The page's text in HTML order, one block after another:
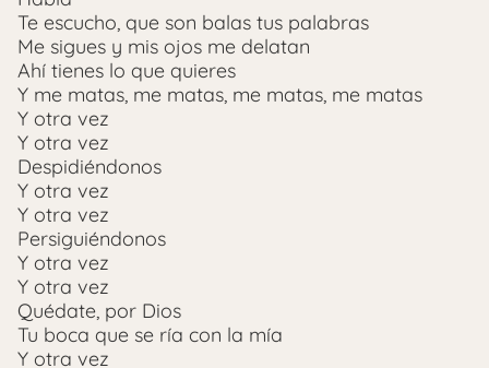
Te escucho, que son balas tus palabras
Me sigues y mis ojos me delatan
Ahí tienes lo que quieres
Y me matas, me matas, me matas, me matas
Y otra vez
Y otra vez
Despidiéndonos
Y otra vez
Y otra vez
Persiguiéndonos
Y otra vez
Y otra vez
Quédate, por Dios
Tu boca que se ría con la mía
Y otra vez